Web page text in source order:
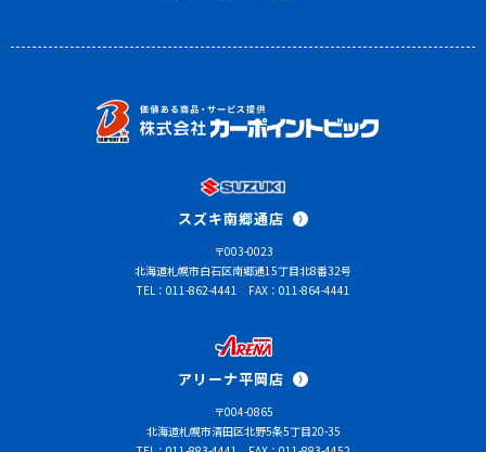
スズキ南郷通店
〒003-0023
北海道札幌市白石区南郷通15丁目北8番32号
TEL：011-862-4441
FAX：011-864-4441
アリーナ平岡店
〒004-0865
北海道札幌市清田区北野5条5丁目20-35